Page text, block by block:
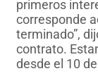
primeros
corresponde
terminado”,
contrato.
desde el 10